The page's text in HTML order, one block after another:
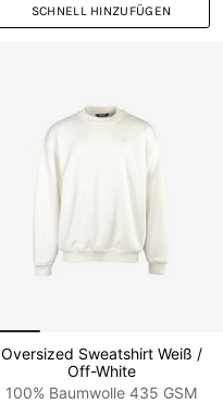
SCHNELL HINZUFÜGEN
Oversized Sweatshirt Weiß /
Off-White
100% Baumwolle 435 GSM